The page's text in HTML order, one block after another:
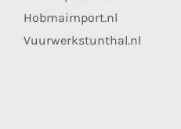
Hobmaimport.nl
Vuurwerkstunthal.nl